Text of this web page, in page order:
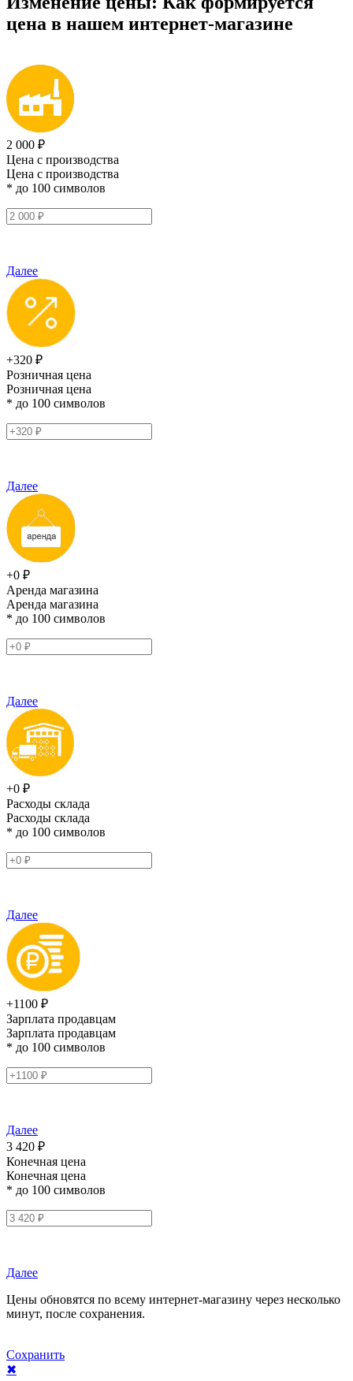
цена в нашем интернет-магазине
2 000 ₽
Цена с производства
Цена с производства
* до 100 символов
Далее
+320 ₽
Розничная цена
Розничная цена
* до 100 символов
Далее
+0 ₽
Аренда магазина
Аренда магазина
* до 100 символов
Далее
+0 ₽
Расходы склада
Расходы склада
* до 100 символов
Далее
+1100 ₽
Зарплата продавцам
Зарплата продавцам
* до 100 символов
Далее
3 420 ₽
Конечная цена
Конечная цена
* до 100 символов
Далее
Цены обновятся по всему интернет-магазину через несколько
минут, после сохранения.
Сохранить
✖